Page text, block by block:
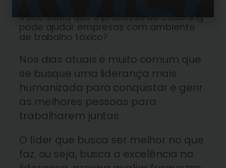
Você sabia que o processo de coaching
pode ajudar empresas com ambiente
de trabalho tóxico?
Nos dias atuais é muito comum que
se busque uma liderança mais
humanizada para conquistar e gerir
as melhores pessoas para
trabalharem juntas.
O líder que busca ser melhor no que
faz, ou seja, busca a excelência na